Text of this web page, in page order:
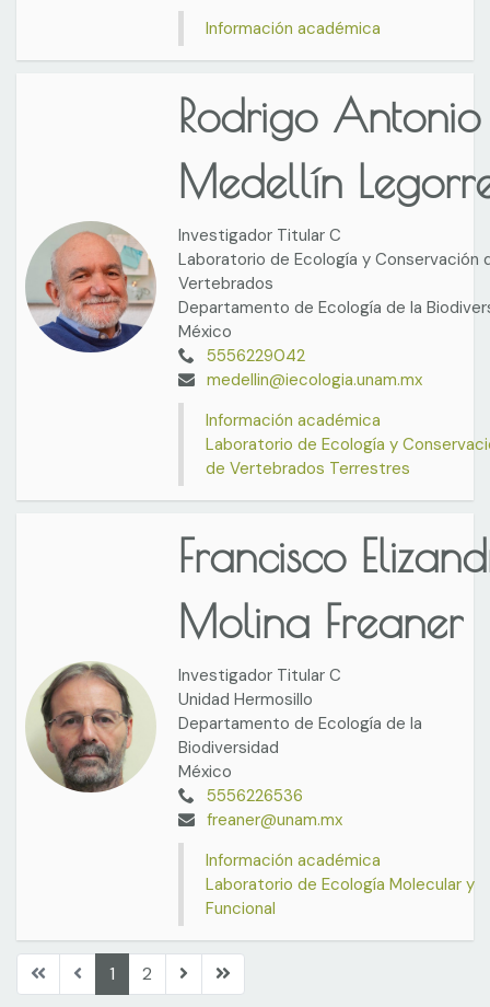
Información académica
Rodrigo Antonio
Medellín
Investigador Titular C
Laboratorio de Ecología y Conservación
Vertebrados
Departamento de Ecología de la
México
5556229042
medellin@iecologia.unam.mx
Información académica
Laboratorio de Ecología y
de Vertebrados Terrestres
Francisco
Molina Freaner
Investigador Titular C
Unidad Hermosillo
Departamento de Ecología de la
Biodiversidad
México
5556226536
freaner@unam.mx
Información académica
Laboratorio de Ecología Molecular y
Funcional
1 2